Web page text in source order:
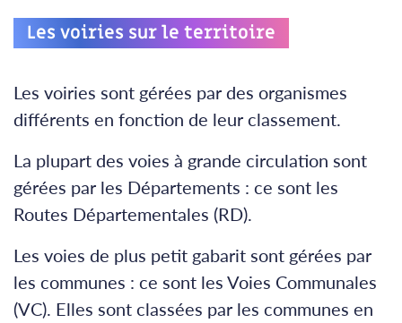
Les voiries sur le territoire
Les voiries sont gérées par des organismes
différents en fonction de leur classement.
La plupart des voies à grande circulation sont
gérées par les Départements : ce sont les
Routes Départementales (RD).
Les voies de plus petit gabarit sont gérées par
les communes : ce sont les Voies Communales
(VC). Elles sont classées par les communes en